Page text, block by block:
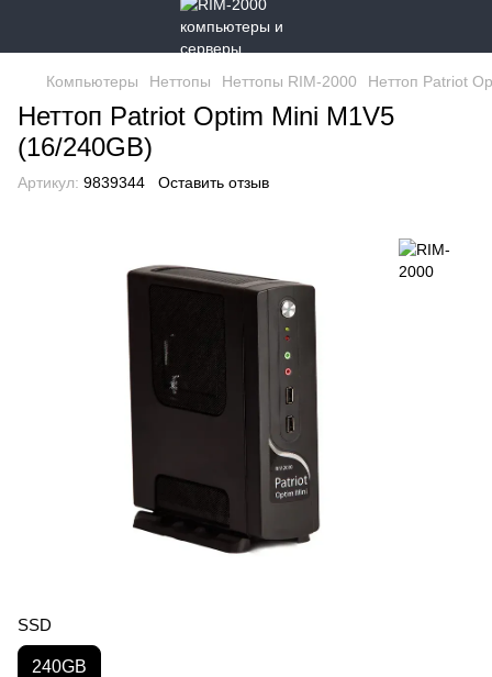
Компьютеры Неттопы Неттопы RIM-2000 Неттоп Patriot
Неттоп Patriot Optim Mini M1V5
(16/240GB)
Артикул: 9839344 Оставить отзыв
SSD
240GB